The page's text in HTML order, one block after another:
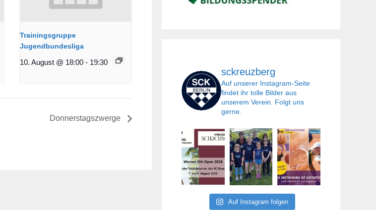
Trainingsgruppe
Jugendbundesliga
10. August @ 18:00 - 19:30
Donnerstagszwerge
sckreuzberg
Auf unserer Instagram-Seite
findet ihr tolle Bilder aus
unserem Verein. Folgt uns
gerne.
Auf Instagram folgen